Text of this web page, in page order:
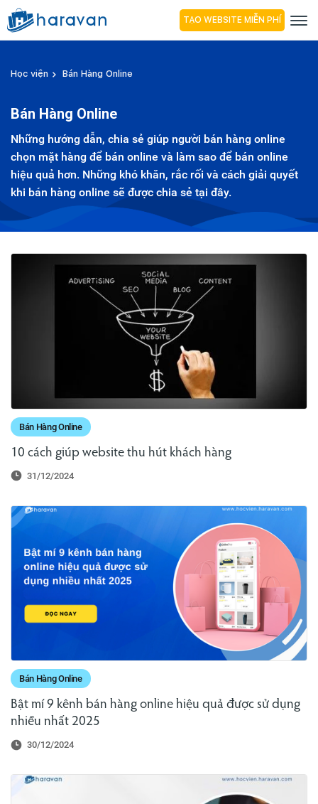
TẠO WEBSITE MIỄN PHÍ
Học viện Bán Hàng Online
Bán Hàng Online
Những hướng dẫn, chia sẻ giúp người bán hàng online
chọn mặt hàng để bán online và làm sao để bán online
hiệu quả hơn. Những khó khăn, rắc rối và cách giải quyết
khi bán hàng online sẽ được chia sẻ tại đây.
Bán Hàng Online
10 cách giúp website thu hút khách hàng
31/12/2024
Bán Hàng Online
Bật mí 9 kênh bán hàng online hiệu quả được sử dụng
nhiều nhất 2025
30/12/2024